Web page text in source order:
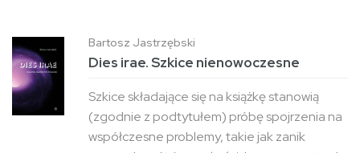
Bartosz Jastrzębski
Dies irae. Szkice nienowoczesne
Szkice składające się na książkę stanowią
(zgodnie z podtytułem) próbę spojrzenia na
współczesne problemy, takie jak zanik